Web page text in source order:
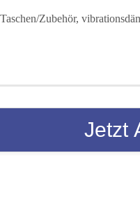
Zubehör,
Jetzt